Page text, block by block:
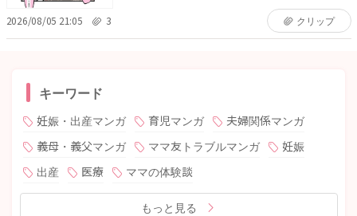
2026/08/05 21:05 3 クリップ
キーワード
妊娠・出産マンガ 育児マンガ
夫婦関係マンガ
義母・義父マンガ
ママ友トラブルマンガ
妊娠
出産
医療 ママの体験談
もっと見る